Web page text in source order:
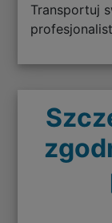
Transportuj